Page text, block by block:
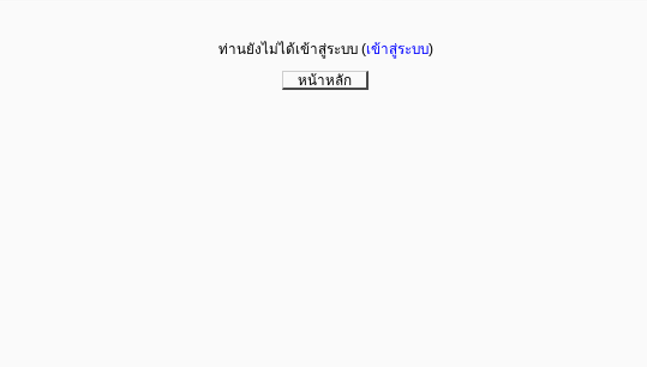
ท่านยังไม่ได้เข้าสู่ระบบ (เข้าสู่ระบบ)
หน้าหลัก